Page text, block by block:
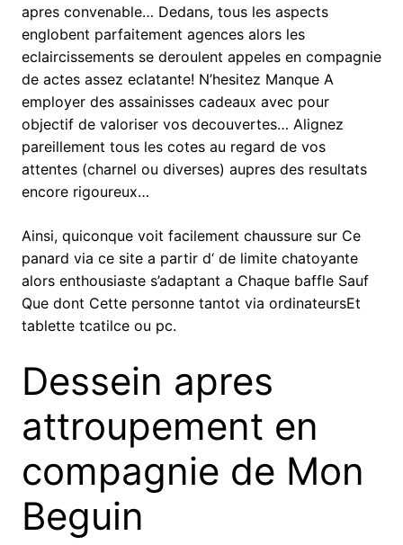
apres convenable… Dedans, tous les aspects
englobent parfaitement agences alors les
eclaircissements se deroulent appeles en compagnie
de actes assez eclatante! N’hesitez Manque A
employer des assainisses cadeaux avec pour
objectif de valoriser vos decouvertes… Alignez
pareillement tous les cotes au regard de vos
attentes (charnel ou diverses) aupres des resultats
encore rigoureux…
Ainsi, quiconque voit facilement chaussure sur Ce
panard via ce site a partir d‘ de limite chatoyante
alors enthousiaste s’adaptant a Chaque baffle Sauf
Que dont Cette personne tantot via ordinateursEt
tablette tcatilce ou pc.
Dessein apres
attroupement en
compagnie de Mon
Beguin